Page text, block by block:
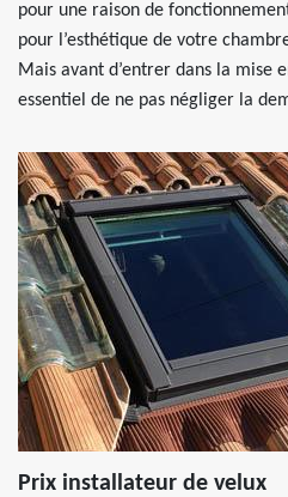
pour une raison de
pour l’esthétique de votre
Mais avant d’entrer dans la mise
essentiel de ne pas négliger la
Prix installateur de velux